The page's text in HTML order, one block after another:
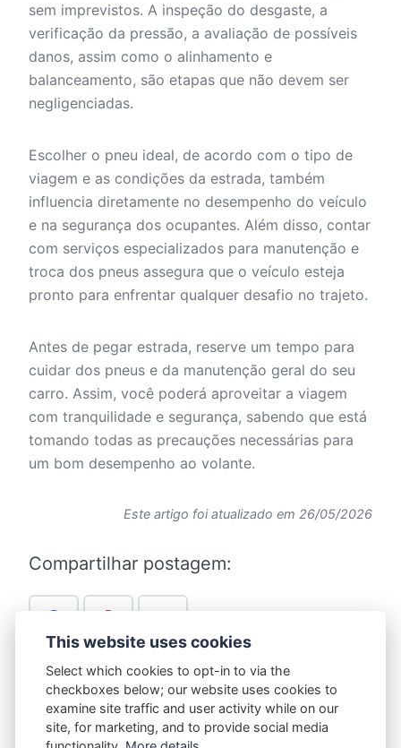
sem imprevistos. A inspeção do desgaste, a
verificação da pressão, a avaliação de possíveis
danos, assim como o alinhamento e
balanceamento, são etapas que não devem ser
negligenciadas.
Escolher o pneu ideal, de acordo com o tipo de
viagem e as condições da estrada, também
influencia diretamente no desempenho do veículo
e na segurança dos ocupantes. Além disso, contar
com serviços especializados para manutenção e
troca dos pneus assegura que o veículo esteja
pronto para enfrentar qualquer desafio no trajeto.
Antes de pegar estrada, reserve um tempo para
cuidar dos pneus e da manutenção geral do seu
carro. Assim, você poderá aproveitar a viagem
com tranquilidade e segurança, sabendo que está
tomando todas as precauções necessárias para
um bom desempenho ao volante.
Este artigo foi atualizado em 26/05/2026
Compartilhar postagem:
Marcado em: Serviços
This website uses cookies
Select which cookies to opt-in to via the
checkboxes below; our website uses cookies to
examine site traffic and user activity while on our
site, for marketing, and to provide social media